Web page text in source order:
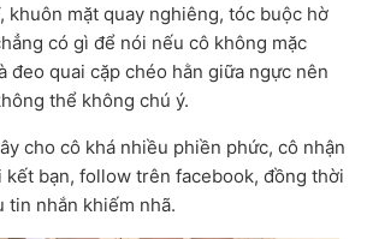
khuôn mặt quay nghiêng, tóc buộc hờ
có gì để nói nếu cô không mặc
đeo quai cặp chéo hằn giữa ngực nên
thể không chú ý.
cho cô khá nhiều phiền phức, cô nhận
bạn, follow trên facebook, đồng thời
tin nhắn khiếm nhã.